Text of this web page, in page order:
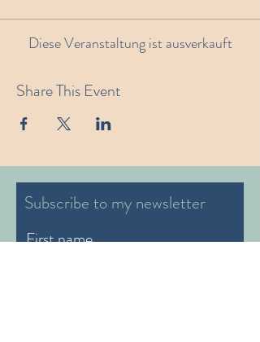
Diese Veranstaltung ist ausverkauft
Share This Event
Subscribe to my newsletter
First name